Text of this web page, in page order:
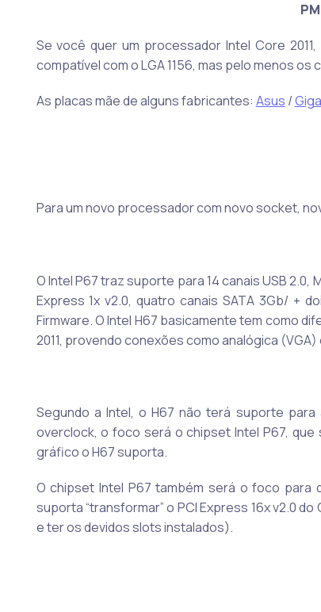
Se você quer um processador Intel Core
compatível com o LGA 1156, mas pelo menos os
As placas mãe de alguns fabricantes: Asus /
Para um novo processador com novo socket,
O Intel P67 traz suporte para 14 canais USB 2.0,
Express 1x v2.0, quatro canais SATA 3Gb/ +
Firmware. O Intel H67 basicamente tem como
2011, provendo conexões como analógica
Segundo a Intel, o H67 não terá suporte
overclock, o foco será o chipset Intel P67, que
gráfico o H67 suporta.
O chipset Intel P67 também será o foco para
suporta “transformar” o PCI Express 16x v2.0
e ter os devidos slots instalados).